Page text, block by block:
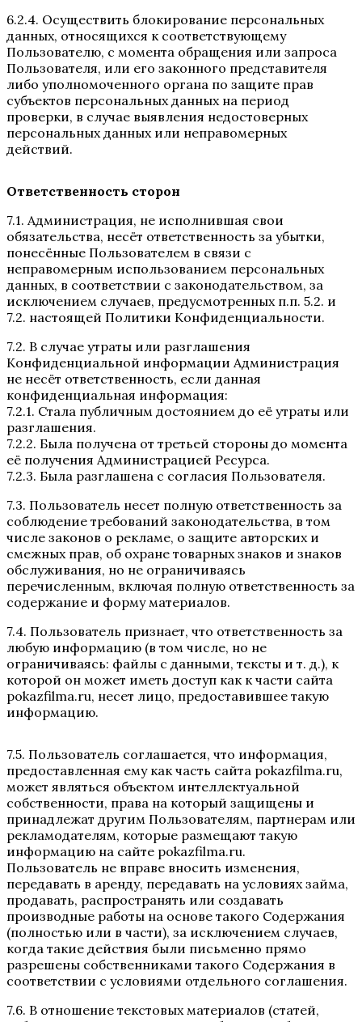
6.2.4. Осуществить блокирование персональных
данных, относящихся к соответствующему
Пользователю, с момента обращения или запроса
Пользователя, или его законного представителя
либо уполномоченного органа по защите прав
субъектов персональных данных на период
проверки, в случае выявления недостоверных
персональных данных или неправомерных
действий.
Ответственность сторон
7.1. Администрация, не исполнившая свои
обязательства, несёт ответственность за убытки,
понесённые Пользователем в связи с
неправомерным использованием персональных
данных, в соответствии с законодательством, за
исключением случаев, предусмотренных п.п. 5.2. и
7.2. настоящей Политики Конфиденциальности.
7.2. В случае утраты или разглашения
Конфиденциальной информации Администрация
не несёт ответственность, если данная
конфиденциальная информация:
7.2.1. Стала публичным достоянием до её утраты или
разглашения.
7.2.2. Была получена от третьей стороны до момента
её получения Администрацией Ресурса.
7.2.3. Была разглашена с согласия Пользователя.
7.3. Пользователь несет полную ответственность за
соблюдение требований законодательства, в том
числе законов о рекламе, о защите авторских и
смежных прав, об охране товарных знаков и знаков
обслуживания, но не ограничиваясь
перечисленным, включая полную ответственность за
содержание и форму материалов.
7.4. Пользователь признает, что ответственность за
любую информацию (в том числе, но не
ограничиваясь: файлы с данными, тексты и т. д.), к
которой он может иметь доступ как к части сайта
pokazfilma.ru, несет лицо, предоставившее такую
информацию.
7.5. Пользователь соглашается, что информация,
предоставленная ему как часть сайта pokazfilma.ru,
может являться объектом интеллектуальной
собственности, права на который защищены и
принадлежат другим Пользователям, партнерам или
рекламодателям, которые размещают такую
информацию на сайте pokazfilma.ru.
Пользователь не вправе вносить изменения,
передавать в аренду, передавать на условиях займа,
продавать, распространять или создавать
производные работы на основе такого Содержания
(полностью или в части), за исключением случаев,
когда такие действия были письменно прямо
разрешены собственниками такого Содержания в
соответствии с условиями отдельного соглашения.
7.6. В отношение текстовых материалов (статей,